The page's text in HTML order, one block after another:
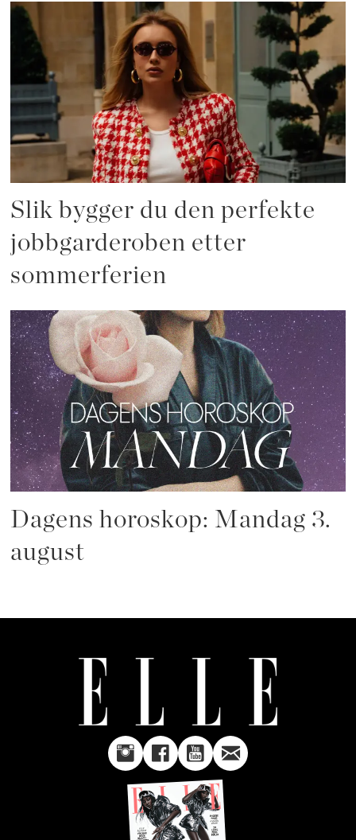
Slik bygger du den perfekte
jobbgarderoben etter
sommerferien
Dagens horoskop: Mandag 3.
august